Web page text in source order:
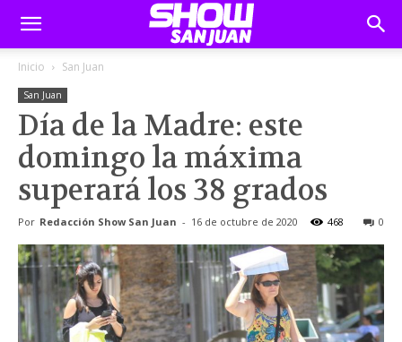
Inicio San Juan
San Juan
Día de la Madre: este
domingo la máxima
superará los 38 grados
Por Redacción Show San Juan - 16 de octubre de 2020 0
468